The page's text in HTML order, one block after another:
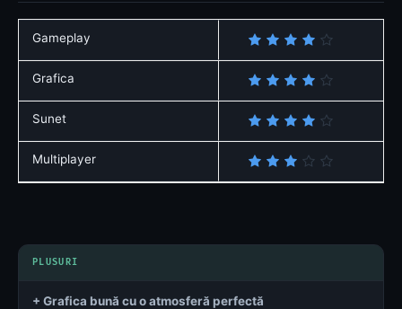
+ Grafica bună cu o atmosferă perfectă
Gameplay
Grafica
Sunet
Multiplayer